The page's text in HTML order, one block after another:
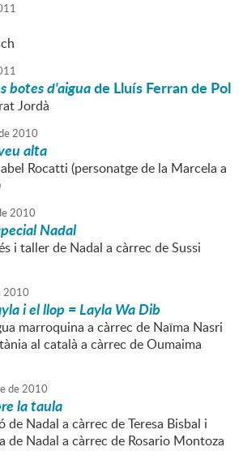
botes d'aiguade Lluís Ferran de Pol
Jordà
2010
alta
Rocatti (personatge de la Marcela a
2010
Nadal
i taller de Nadal a càrrec de Sussi
2010
i el llop = Layla Wa Dib
marroquina a càrrec de Naïma Nasri
al català a càrrec de Oumaima
de2010
la taula
de Nadal a càrrec de Teresa Bisbal i
de Nadal a càrrec de Rosario Montoza